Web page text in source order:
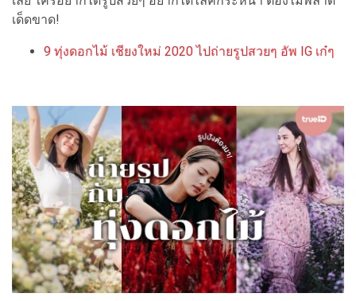
เด็ดขาด!
9 ทุ่งดอกไม้ เชียงใหม่ 2020 ไปถ่ายรูปสวยๆ อัพ IG เก๋ๆ